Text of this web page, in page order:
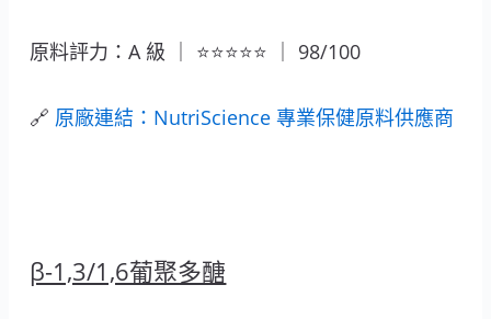
原料評力：A 級 ｜ ⭐⭐⭐⭐⭐ ｜ 98/100
🔗 原廠連結：NutriScience 專業保健原料供應商
β-1,3/1,6葡聚多醣